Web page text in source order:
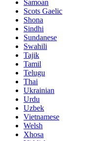
Samoan
Scots Gaelic
Shona
Sindhi
Sundanese
Swahili
Tajik
Tamil
Telugu
Thai
Ukrainian
Urdu
Uzbek
Vietnamese
Welsh
Xhosa